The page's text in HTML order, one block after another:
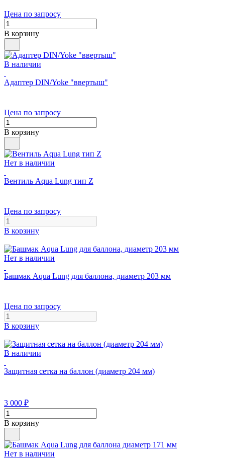
Цена по запросу
В корзину
В наличии
Адаптер DIN/Yoke "ввертыш"
Цена по запросу
В корзину
Нет в наличии
Вентиль Aqua Lung тип Z
Цена по запросу
В корзину
Нет в наличии
Башмак Aqua Lung для баллона, диаметр 203 мм
Цена по запросу
В корзину
В наличии
Защитная сетка на баллон (диаметр 204 мм)
3 000 ₽
В корзину
Нет в наличии